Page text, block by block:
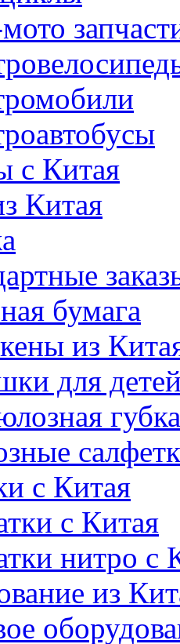
Китая
Китая
бумага
из
для
губка
с Китая
с Китая
нитро с
из